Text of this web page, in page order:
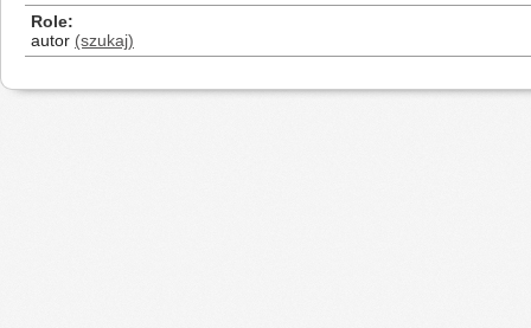
Role
autor (szukaj)